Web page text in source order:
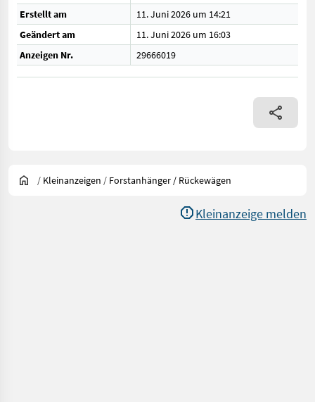
Erstellt am
11. Juni 2026 um 14:21
Geändert am
11. Juni 2026 um 16:03
Anzeigen Nr.
29666019
/ Kleinanzeigen / Forstanhänger / Rückewägen
Kleinanzeige melden